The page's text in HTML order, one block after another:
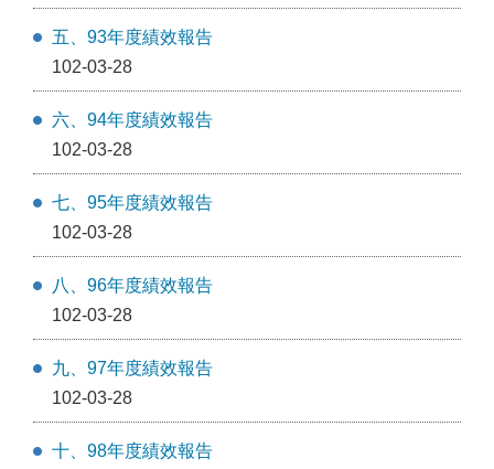
五、93年度績效報告
102-03-28
六、94年度績效報告
102-03-28
七、95年度績效報告
102-03-28
八、96年度績效報告
102-03-28
九、97年度績效報告
102-03-28
十、98年度績效報告